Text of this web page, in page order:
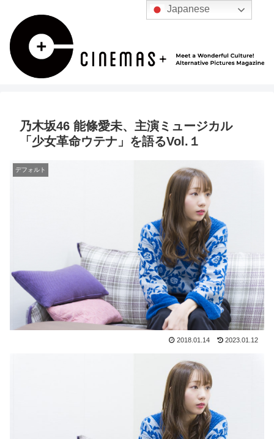
乃木坂46 能條愛未、主演ミュージカル
「少女革命ウテナ」を語るVol.１
デフォルト
2018.01.14 2023.01.12
Japanese